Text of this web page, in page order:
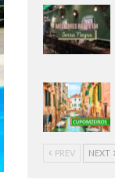
PREV NEXT